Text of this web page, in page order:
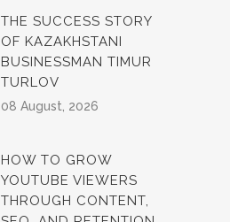
THE SUCCESS STORY
OF KAZAKHSTANI
BUSINESSMAN TIMUR
TURLOV
08 August, 2026
HOW TO GROW
YOUTUBE VIEWERS
THROUGH CONTENT,